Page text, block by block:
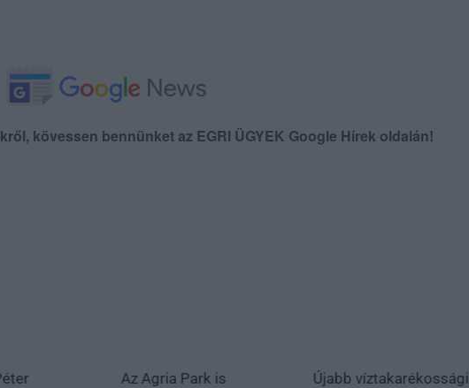
kövessen bennünket az EGRI ÜGYEK Google Hírek oldalán!
Az Agria Park is
Újabb víztakarékossági